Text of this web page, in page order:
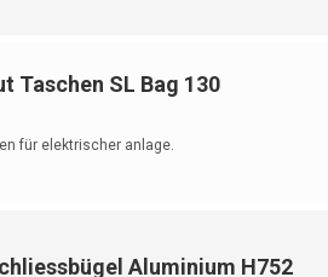
Taschen SL Bag 130
für elektrischer anlage.
Aluminium H752